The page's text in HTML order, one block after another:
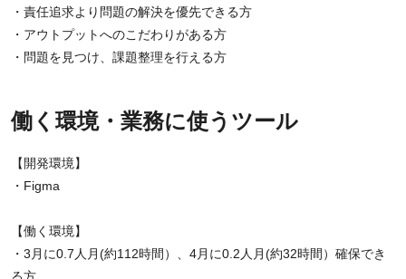
・責任追求より問題の解決を優先できる方
・アウトプットへのこだわりがある方
・問題を見つけ、課題整理を行える方
働く環境・業務に使うツール
【開発環境】
・Figma
【働く環境】
・3月に0.7人月(約112時間）、4月に0.2人月(約32時間）確保でき
る方